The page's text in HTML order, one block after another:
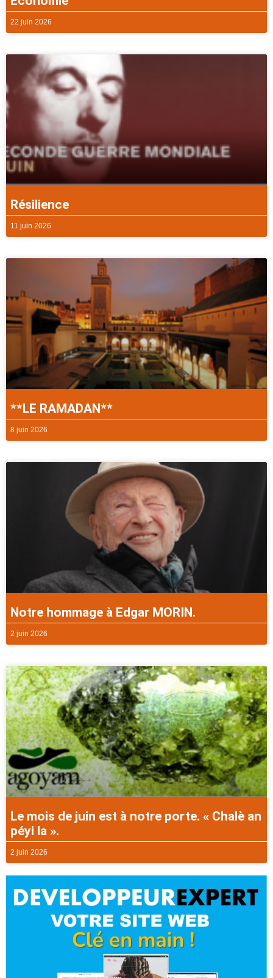
22 juin 2026
Résilience
11 juin 2026
**LE RAMADAN**
8 juin 2026
Notre hommage à Edgar MORIN.
2 juin 2026
Le mois de juin est à notre porte. « Chalè an
péyi la ».
2 juin 2026